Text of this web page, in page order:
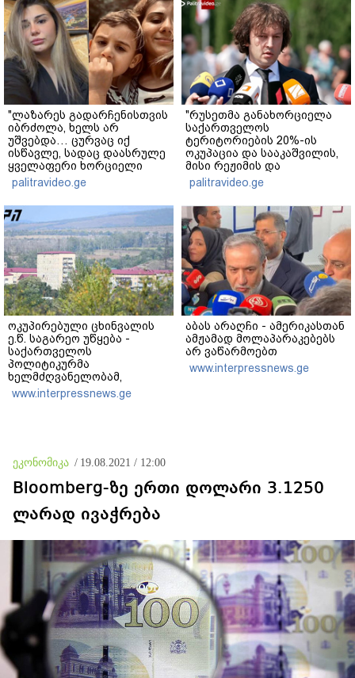
"ლაზარეს გადარჩენისთვის
იბრძოლა, ხელს არ
უშვებდა… ცურვაც იქ
ისწავლე, სადაც დაასრულე
ყველაფერი ხორციელი
ცხოვრებიდან" – რას წერს
ხობში დაღუპული დედა-
შვილის ახლობელი?
palitravideo.ge
"რუსეთმა განახორციელა
საქართველოს
ტერიტორიების 20%-ის
ოკუპაცია და სააკაშვილის,
მისი რეჟიმის და
"ნაცმოძრაობის" ღალატი
ვერანაირად ვერ
გადაფარავს ამ
დანაშაულს" - ირაკლი
კობახიძე
palitravideo.ge
ოკუპირებული ცხინვალის
ე.წ. საგარეო უწყება -
საქართველოს
პოლიტიკურმა
ხელმძღვანელობამ,
ირაკლი კობახიძის სახით,
ოფიციალურად აღიარა
პასუხისმგებლობა უნდა
დაეკისროს ქვეყანას
www.interpressnews.ge
აბას არაღჩი - ამერიკასთან
ამჟამად მოლაპარაკებებს
არ ვაწარმოებთ
www.interpressnews.ge
ეკონომიკა / 19.08.2021 / 12:00
Bloomberg-ზე ერთი დოლარი 3.1250
ლარად ივაჭრება